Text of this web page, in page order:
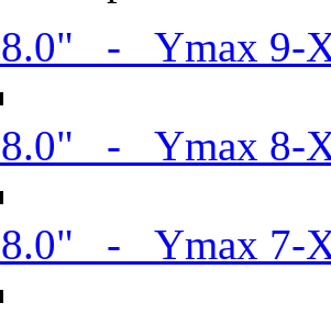
- Ymax 9-
- Ymax 8-
- Ymax 7-